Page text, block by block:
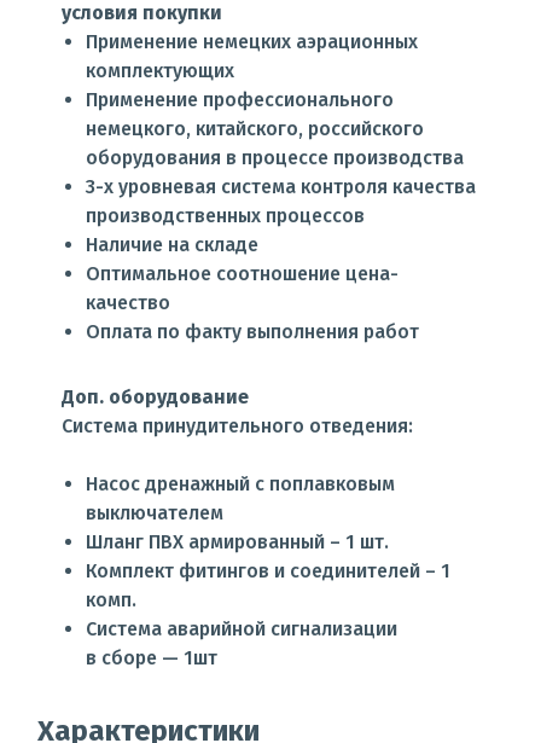
условия покупки
Применение немецких аэрационных
комплектующих
Применение профессионального
немецкого, китайского, российского
оборудования в процессе производства
3-х уровневая система контроля качества
производственных процессов
Наличие на складе
Оптимальное соотношение цена-
качество
Оплата по факту выполнения работ
Доп. оборудование
Система принудительного отведения:
Насос дренажный с поплавковым
выключателем
Шланг ПВХ армированный – 1 шт.
Комплект фитингов и соединителей – 1
комп.
Система аварийной сигнализации
в сборе — 1шт
Характеристики